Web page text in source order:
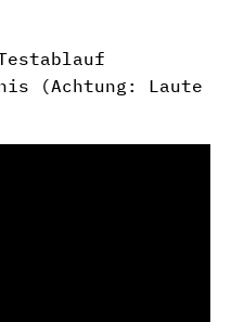
(Achtung: Laute